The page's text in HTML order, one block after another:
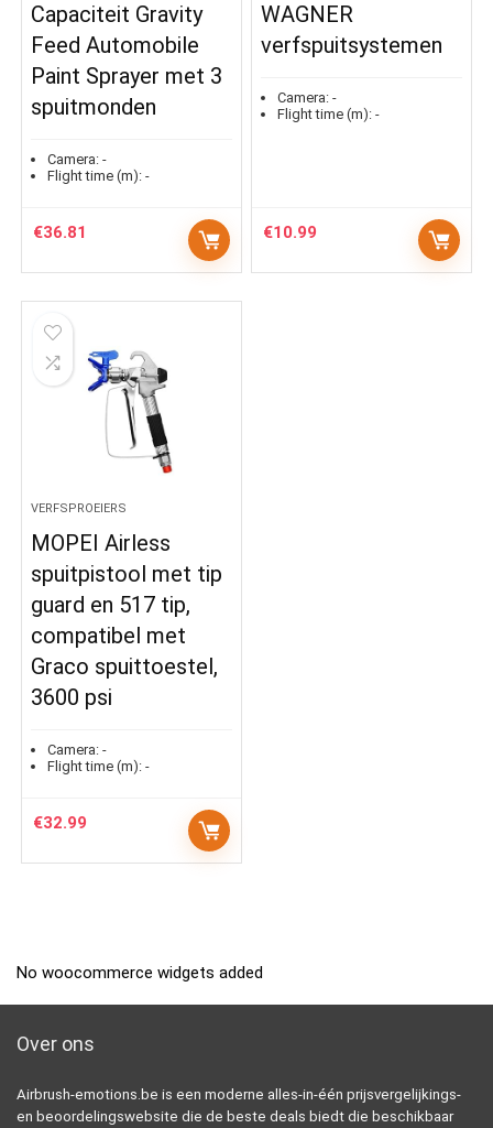
Capaciteit Gravity
Feed Automobile
Paint Sprayer met 3
spuitmonden
Camera: -
Flight time (m): -
€36.81
WAGNER
verfspuitsystemen
Camera: -
Flight time (m): -
€10.99
VERFSPROEIERS
MOPEI Airless
spuitpistool met tip
guard en 517 tip,
compatibel met
Graco spuittoestel,
3600 psi
Camera: -
Flight time (m): -
€32.99
No woocommerce widgets added
Over ons
Airbrush-emotions.be is een moderne alles-in-één prijsvergelijkings-
en beoordelingswebsite die de beste deals biedt die beschikbaar